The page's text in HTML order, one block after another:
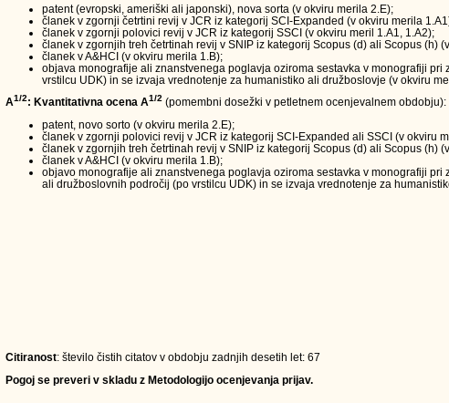
patent (evropski, ameriški ali japonski), nova sorta (v okviru merila 2.E);
članek v zgornji četrtini revij v JCR iz kategorij SCI-Expanded (v okviru merila
članek v zgornji polovici revij v JCR iz kategorij SSCI (v okviru meril 1.A1, 1.A2);
članek v zgornjih treh četrtinah revij v SNIP iz kategorij Scopus (d) ali Scopus (h)
članek v A&HCI (v okviru merila 1.B);
objava monografije ali znanstvenega poglavja oziroma sestavka v monografiji
vrstilcu UDK) in se izvaja vrednotenje za humanistiko ali družboslovje (v okviru
A1/2: Kvantitativna ocena A1/2 (pomembni dosežki v petletnem ocenjevalnem obdobju):
patent, novo sorto (v okviru merila 2.E);
članek v zgornji polovici revij v JCR iz kategorij SCI-Expanded ali SSCI (v okviru
članek v zgornjih treh četrtinah revij v SNIP iz kategorij Scopus (d) ali Scopus (h)
članek v A&HCI (v okviru merila 1.B);
objavo monografije ali znanstvenega poglavja oziroma sestavka v monografiji
ali družboslovnih področij (po vrstilcu UDK) in se izvaja vrednotenje za
Citiranost: število čistih citatov v obdobju zadnjih desetih let: 67
Pogoj se preveri v skladu z Metodologijo ocenjevanja prijav.